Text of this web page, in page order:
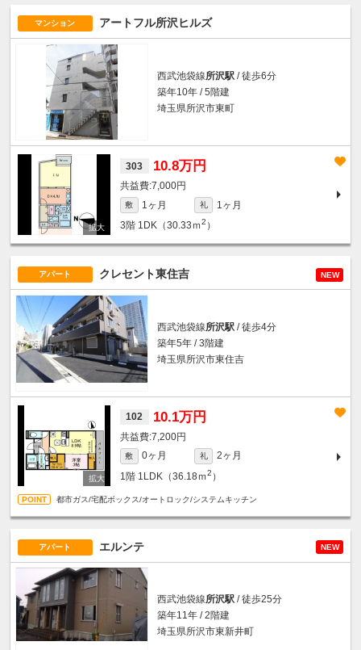
マンション アートフル所沢ヒルズ
西武池袋線所沢駅 / 徒歩6分
築年10年 / 5階建
埼玉県所沢市東町
303 10.8万円
7,000円
敷 1ヶ月 礼
1ヶ月
3階 1DK（30.33ｍ2 ）
アパート クレセント東住吉 NEW
西武池袋線所沢駅 / 徒歩4分
築年5年 / 3階建
埼玉県所沢市東住吉
102 10.1万円
7,200円
敷 0ヶ月 礼
2ヶ月
1階 1LDK（36.18ｍ2 ）
都市ガス/宅配ボックス/オートロック/システムキッチン
アパート エルンテ NEW
西武池袋線所沢駅 / 徒歩25分
築年11年 / 2階建
埼玉県所沢市東新井町